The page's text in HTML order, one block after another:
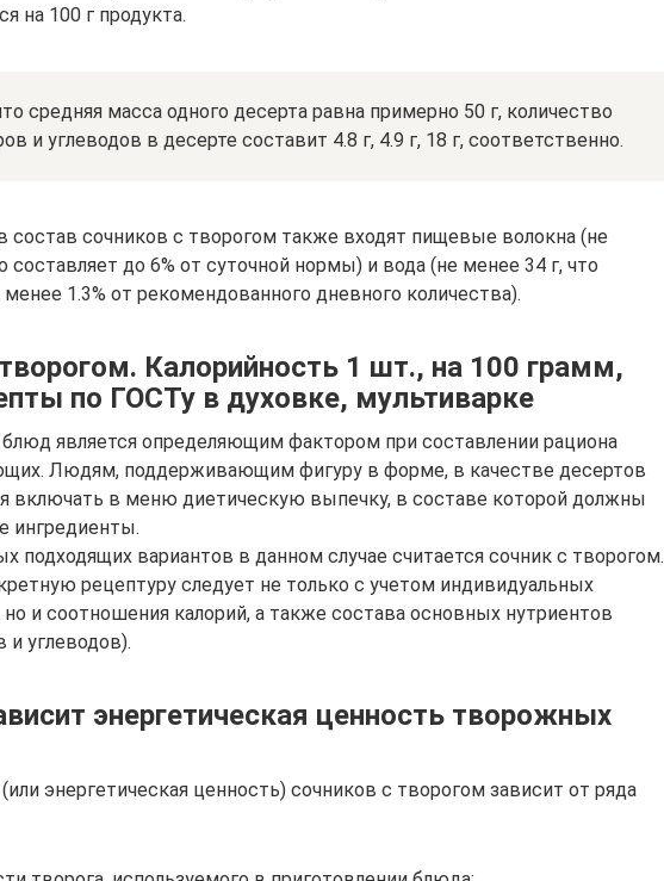
на 100 г продукта.
средняя масса одного десерта равна примерно 50 г, количество
и углеводов в десерте составит 4.8 г, 4.9 г, 18 г, соответственно.
сочников с творогом также входят пищевые волокна (не
составляет до 6% от суточной нормы) и вода (не менее 34 г, что
1.3% от рекомендованного дневного количества).
Калорийность 1 шт., на 100 грамм,
по ГОСТу в духовке, мультиварке
является определяющим фактором при составлении рациона
Людям, поддерживающим фигуру в форме, в качестве десертов
включать в меню диетическую выпечку, в составе которой должны
ингредиенты.
подходящих вариантов в данном случае считается сочник с творогом.
рецептуру следует не только с учетом индивидуальных
но и соотношения калорий, а также состава основных нутриентов
и углеводов).
энергетическая ценность творожных
энергетическая ценность) сочников с творогом зависит от ряда